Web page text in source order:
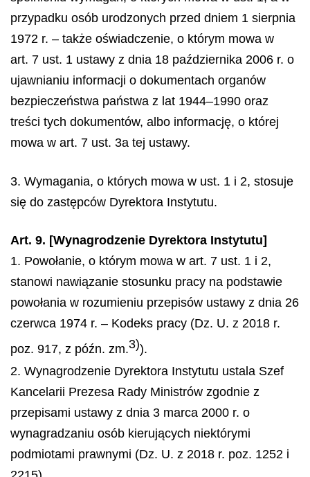
przypadku osób urodzonych przed dniem 1 sierpnia
1972 r. – także oświadczenie, o którym mowa w
art. 7 ust. 1 ustawy z dnia 18 października 2006 r. o
ujawnianiu informacji o dokumentach organów
bezpieczeństwa państwa z lat 1944–1990 oraz
treści tych dokumentów, albo informację, o której
mowa w art. 7 ust. 3a tej ustawy.
3. Wymagania, o których mowa w ust. 1 i 2, stosuje
się do zastępców Dyrektora Instytutu.
Art. 9. [Wynagrodzenie Dyrektora Instytutu]
1. Powołanie, o którym mowa w art. 7 ust. 1 i 2,
stanowi nawiązanie stosunku pracy na podstawie
powołania w rozumieniu przepisów ustawy z dnia 26
czerwca 1974 r. – Kodeks pracy (Dz. U. z 2018 r.
poz. 917, z późn. zm.3)).
2. Wynagrodzenie Dyrektora Instytutu ustala Szef
Kancelarii Prezesa Rady Ministrów zgodnie z
przepisami ustawy z dnia 3 marca 2000 r. o
wynagradzaniu osób kierujących niektórymi
podmiotami prawnymi (Dz. U. z 2018 r. poz. 1252 i